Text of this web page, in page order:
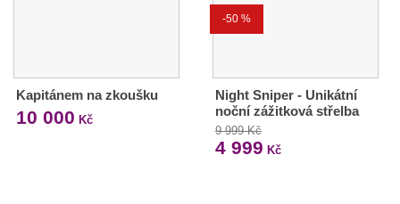
Kapitánem na zkoušku
10 000 Kč
-50 %
Night Sniper - Unikátní
noční zážitková střelba
9 999 Kč
4 999 Kč